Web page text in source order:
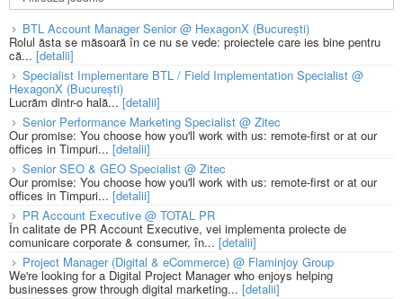
BTL Account Manager Senior @ HexagonX (București)
Rolul ăsta se măsoară în ce nu se vede: proiectele care ies bine pentru
că... [detalii]
Specialist Implementare BTL / Field Implementation Specialist @
HexagonX (București)
Lucrăm dintr-o hală...[detalii]
Senior Performance Marketing Specialist @ Zitec
Our promise: You choose how you'll work with us: remote-first or at our
offices in Timpuri... [detalii]
Senior SEO & GEO Specialist @ Zitec
Our promise: You choose how you'll work with us: remote-first or at our
offices in Timpuri... [detalii]
PR Account Executive @ TOTAL PR
În calitate de PR Account Executive, vei implementa proiecte de
comunicare corporate & consumer, în... [detalii]
Project Manager (Digital & eCommerce) @ Flaminjoy Group
We're looking for a Digital Project Manager who enjoys helping
businesses grow through digital marketing... [detalii]